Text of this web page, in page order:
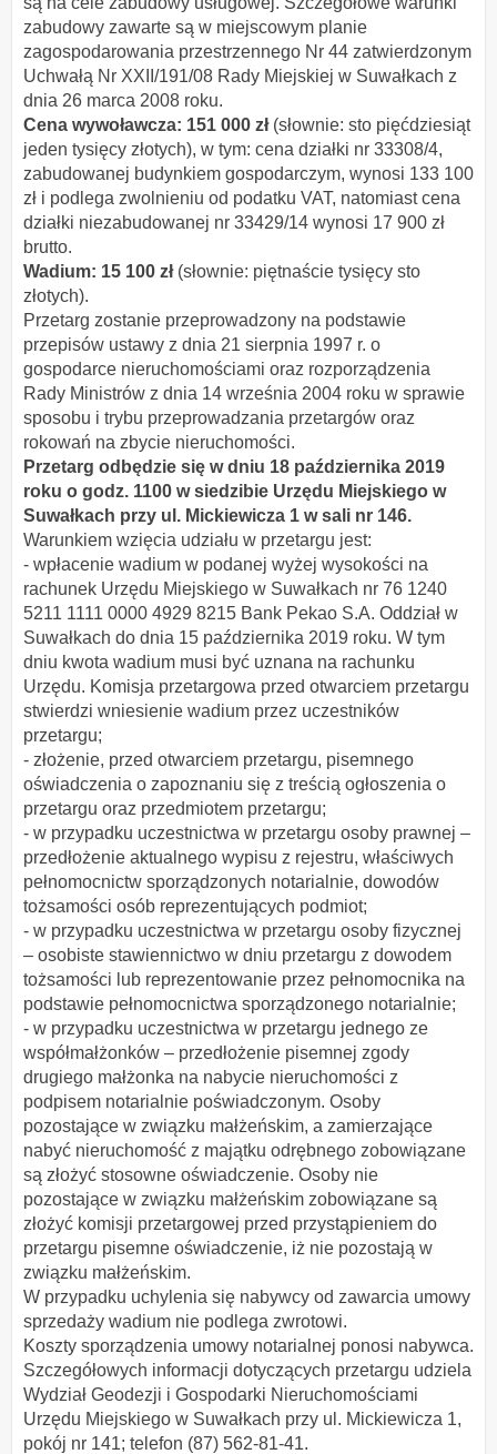
zabudowy zawarte są w miejscowym planie
zagospodarowania przestrzennego Nr 44 zatwierdzonym
Uchwałą Nr XXII/191/08 Rady Miejskiej w Suwałkach z
dnia 26 marca 2008 roku.
Cena wywoławcza: 151 000 zł(słownie: sto pięćdziesiąt
jeden tysięcy złotych), w tym: cena działki nr 33308/4,
zabudowanej budynkiem gospodarczym, wynosi 133 100
zł i podlega zwolnieniu od podatku VAT, natomiast cena
działki niezabudowanej nr 33429/14 wynosi 17 900 zł
brutto.
Wadium: 15 100 zł(słownie: piętnaście tysięcy sto
złotych).
Przetarg zostanie przeprowadzony na podstawie
przepisów ustawy z dnia 21 sierpnia 1997 r. o
gospodarce nieruchomościami oraz rozporządzenia
Rady Ministrów z dnia 14 września 2004 roku w sprawie
sposobu i trybu przeprowadzania przetargów oraz
rokowań na zbycie nieruchomości.
Przetarg odbędzie się w dniu 18 października 2019
roku o godz. 1100 w siedzibie Urzędu Miejskiego w
Suwałkach przy ul. Mickiewicza 1 w sali nr 146.
Warunkiem wzięcia udziału w przetargu jest:
- wpłacenie wadium w podanej wyżej wysokości na
rachunek Urzędu Miejskiego w Suwałkach nr 76 1240
5211 1111 0000 4929 8215 Bank Pekao S.A. Oddział w
Suwałkach do dnia 15 października 2019 roku. W tym
dniu kwota wadium musi być uznana na rachunku
Urzędu. Komisja przetargowa przed otwarciem przetargu
stwierdzi wniesienie wadium przez uczestników
przetargu;
- złożenie, przed otwarciem przetargu, pisemnego
oświadczenia o zapoznaniu się z treścią ogłoszenia o
przetargu oraz przedmiotem przetargu;
- w przypadku uczestnictwa w przetargu osoby prawnej –
przedłożenie aktualnego wypisu z rejestru, właściwych
pełnomocnictw sporządzonych notarialnie, dowodów
tożsamości osób reprezentujących podmiot;
- w przypadku uczestnictwa w przetargu osoby fizycznej
– osobiste stawiennictwo w dniu przetargu z dowodem
tożsamości lub reprezentowanie przez pełnomocnika na
podstawie pełnomocnictwa sporządzonego notarialnie;
- w przypadku uczestnictwa w przetargu jednego ze
współmałżonków – przedłożenie pisemnej zgody
drugiego małżonka na nabycie nieruchomości z
podpisem notarialnie poświadczonym. Osoby
pozostające w związku małżeńskim, a zamierzające
nabyć nieruchomość z majątku odrębnego zobowiązane
są złożyć stosowne oświadczenie. Osoby nie
pozostające w związku małżeńskim zobowiązane są
złożyć komisji przetargowej przed przystąpieniem do
przetargu pisemne oświadczenie, iż nie pozostają w
związku małżeńskim.
W przypadku uchylenia się nabywcy od zawarcia umowy
sprzedaży wadium nie podlega zwrotowi.
Koszty sporządzenia umowy notarialnej ponosi nabywca.
Szczegółowych informacji dotyczących przetargu udziela
Wydział Geodezji i Gospodarki Nieruchomościami
Urzędu Miejskiego w Suwałkach przy ul. Mickiewicza 1,
pokój nr 141; telefon (87) 562-81-41.